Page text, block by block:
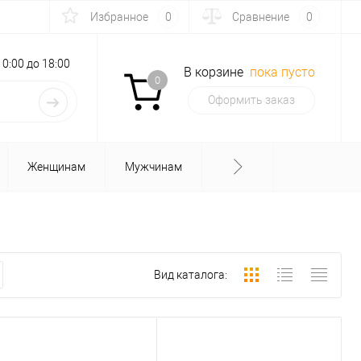
Избранное 0 Сравнение 0
до 18:00
0
В корзине пока пусто
Оформить заказ
Женщинам Мужчинам
Вид каталога: